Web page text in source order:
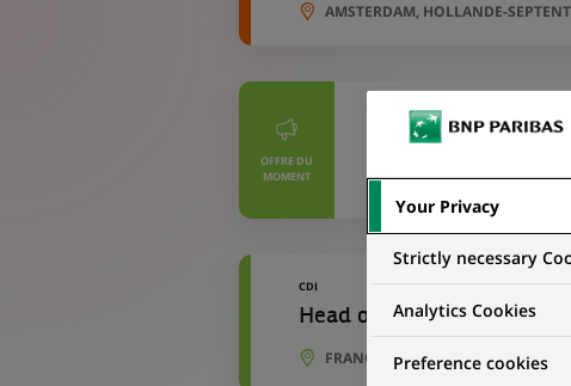
AMSTERDAM, HOLLANDE-
OFFRE DU
MOMENT
TEB Faktoring -
ISTANBUL, ISTANBUL,
CDI
Head of Marketing DACH
FRANCFORT, HESSE, ALLEMAGNE
Your Privacy
Strictly necessary
Analytics Cookies
Preference cookies